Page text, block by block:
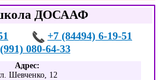
ДОСААФ
+7 (84494) 6-19-51
080-64-33
Адрес:
Шевченко, 12